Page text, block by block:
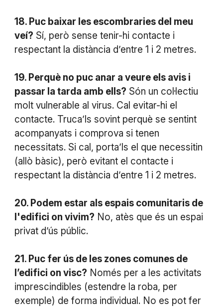
18. Puc baixar les escombraries del meu
veí? Sí, però sense tenir-hi contacte i
respectant la distància d’entre 1 i 2 metres.
19. Perquè no puc anar a veure els avis i
passar la tarda amb ells? Són un col·lectiu
molt vulnerable al virus. Cal evitar-hi el
contacte. Truca’ls sovint perquè se sentint
acompanyats i comprova si tenen
necessitats. Si cal, porta’ls el que necessitin
(allò bàsic), però evitant el contacte i
respectant la distància d’entre 1 i 2 metres.
20. Podem estar als espais comunitaris de
l'edifici on vivim? No, atès que és un espai
privat d’ús públic.
21. Puc fer ús de les zones comunes de
l’edifici on visc? Només per a les activitats
imprescindibles (estendre la roba, per
exemple) de forma individual. No es pot fer